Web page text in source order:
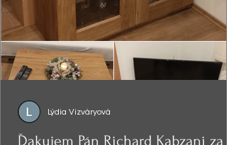
Ďakujem Pán Richard Kabzani za
Lýdia Vizváryová